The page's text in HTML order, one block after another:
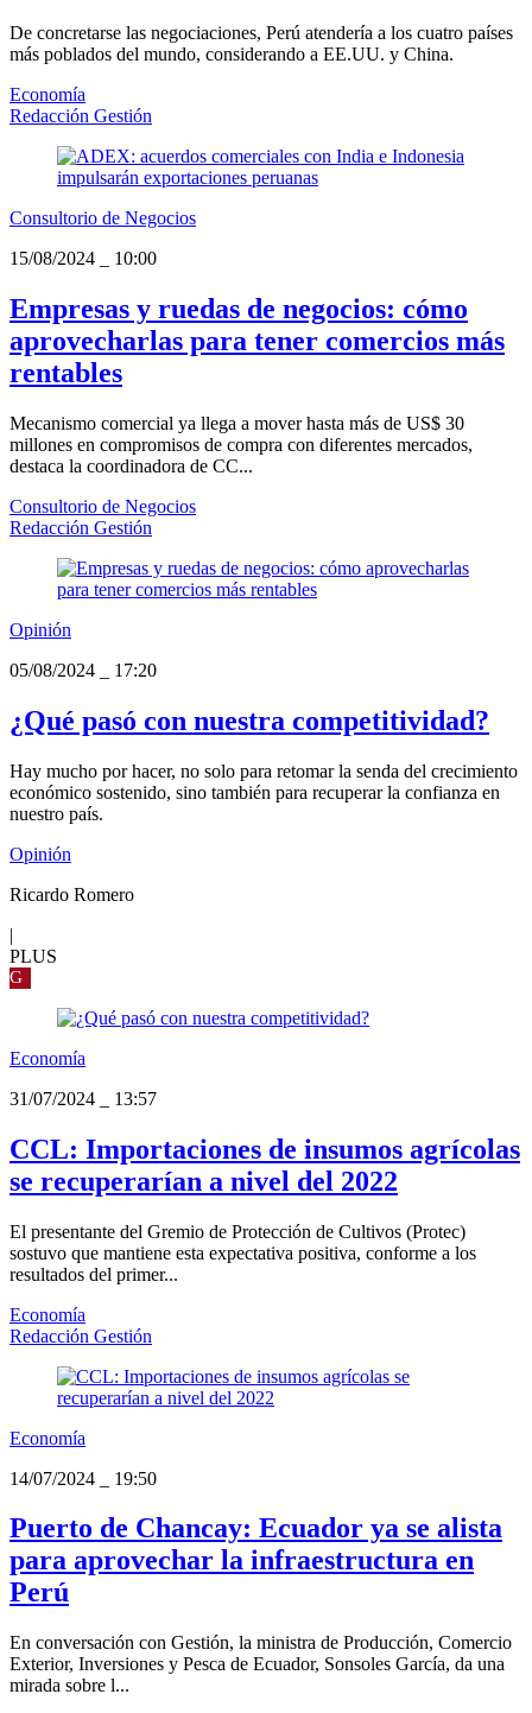
De concretarse las negociaciones, Perú atendería a los cuatro países
más poblados del mundo, considerando a EE.UU. y China.
Economía
Redacción Gestión
Consultorio de Negocios
15/08/2024
10:00
Empresas y ruedas de negocios: cómo
aprovecharlas para tener comercios más
rentables
Mecanismo comercial ya llega a mover hasta más de US$ 30
millones en compromisos de compra con diferentes mercados,
destaca la coordinadora de CC...
Consultorio de Negocios
Redacción Gestión
Opinión
05/08/2024
17:20
¿Qué pasó con nuestra competitividad?
Hay mucho por hacer, no solo para retomar la senda del crecimiento
económico sostenido, sino también para recuperar la confianza en
nuestro país.
Opinión
Ricardo Romero
|
PLUS
G
Economía
31/07/2024
13:57
CCL: Importaciones de insumos agrícolas
se recuperarían a nivel del 2022
El presentante del Gremio de Protección de Cultivos (Protec)
sostuvo que mantiene esta expectativa positiva, conforme a los
resultados del primer...
Economía
Redacción Gestión
Economía
14/07/2024
19:50
Puerto de Chancay: Ecuador ya se alista
para aprovechar la infraestructura en
Perú
En conversación con Gestión, la ministra de Producción, Comercio
Exterior, Inversiones y Pesca de Ecuador, Sonsoles García, da una
mirada sobre l...